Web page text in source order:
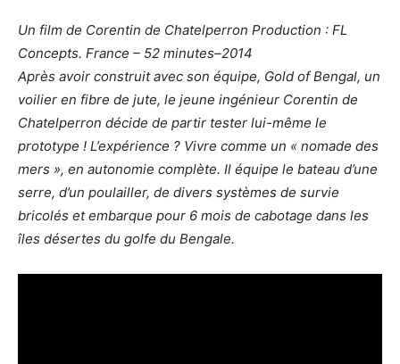
Un film de Corentin de Chatelperron Production : FL
Concepts. France – 52 minutes–2014
Après avoir construit avec son équipe, Gold of Bengal, un
voilier en fibre de jute, le jeune ingénieur Corentin de
Chatelperron décide de partir tester lui-même le
prototype ! L’expérience ? Vivre comme un « nomade des
mers », en autonomie complète. Il équipe le bateau d’une
serre, d’un poulailler, de divers systèmes de survie
bricolés et embarque pour 6 mois de cabotage dans les
îles désertes du golfe du Bengale.